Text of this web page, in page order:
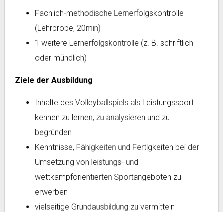
Fachlich-methodische Lernerfolgskontrolle
(Lehrprobe, 20min)
1 weitere Lernerfolgskontrolle (z. B. schriftlich
oder mündlich)
Ziele der Ausbildung
Inhalte des Volleyballspiels als Leistungssport
kennen zu lernen, zu analysieren und zu
begründen
Kenntnisse, Fähigkeiten und Fertigkeiten bei der
Umsetzung von leistungs- und
wettkampforientierten Sportangeboten zu
erwerben
vielseitige Grundausbildung zu vermitteln